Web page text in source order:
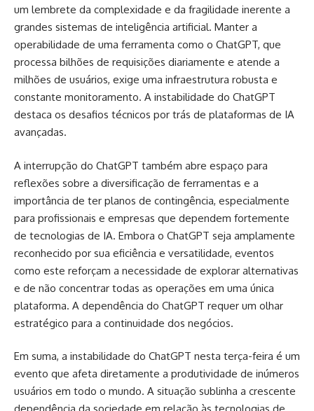
um lembrete da complexidade e da fragilidade inerente a
grandes sistemas de inteligência artificial. Manter a
operabilidade de uma ferramenta como o ChatGPT, que
processa bilhões de requisições diariamente e atende a
milhões de usuários, exige uma infraestrutura robusta e
constante monitoramento. A instabilidade do ChatGPT
destaca os desafios técnicos por trás de plataformas de IA
avançadas.
A interrupção do ChatGPT também abre espaço para
reflexões sobre a diversificação de ferramentas e a
importância de ter planos de contingência, especialmente
para profissionais e empresas que dependem fortemente
de tecnologias de IA. Embora o ChatGPT seja amplamente
reconhecido por sua eficiência e versatilidade, eventos
como este reforçam a necessidade de explorar alternativas
e de não concentrar todas as operações em uma única
plataforma. A dependência do ChatGPT requer um olhar
estratégico para a continuidade dos negócios.
Em suma, a instabilidade do ChatGPT nesta terça-feira é um
evento que afeta diretamente a produtividade de inúmeros
usuários em todo o mundo. A situação sublinha a crescente